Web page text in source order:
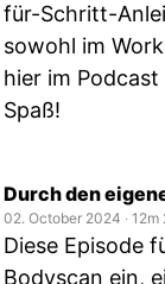
für-Schritt-
sowohl im
hier im
Spaß!
Durch den
02. October 2024 ‧ 12m
Diese Episode
Bodyscan ein,